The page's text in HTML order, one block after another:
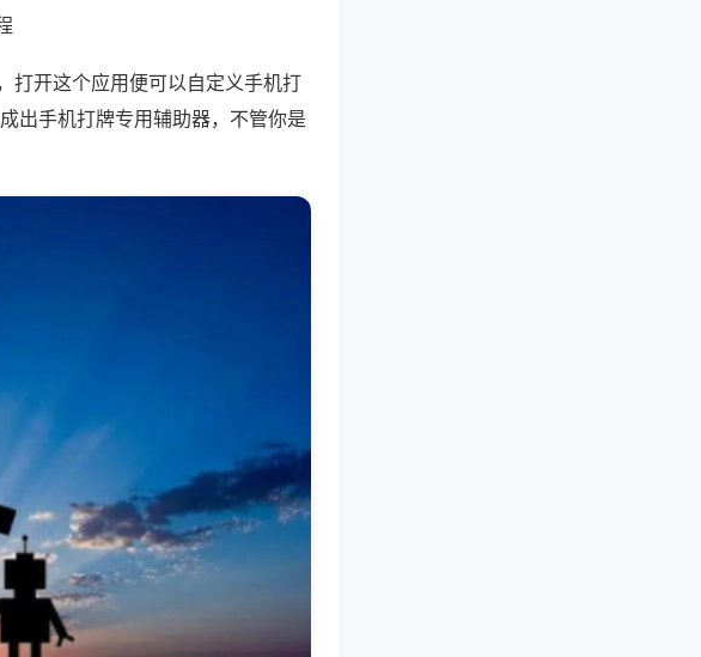
打开这个应用便可以自定义手机打
出手机打牌专用辅助器，不管你是